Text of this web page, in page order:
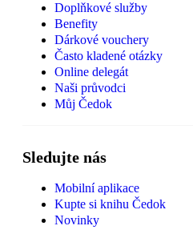
Doplňkové služby
Benefity
Dárkové vouchery
Často kladené otázky
Online delegát
Naši průvodci
Můj Čedok
Sledujte nás
Mobilní aplikace
Kupte si knihu Čedok
Novinky